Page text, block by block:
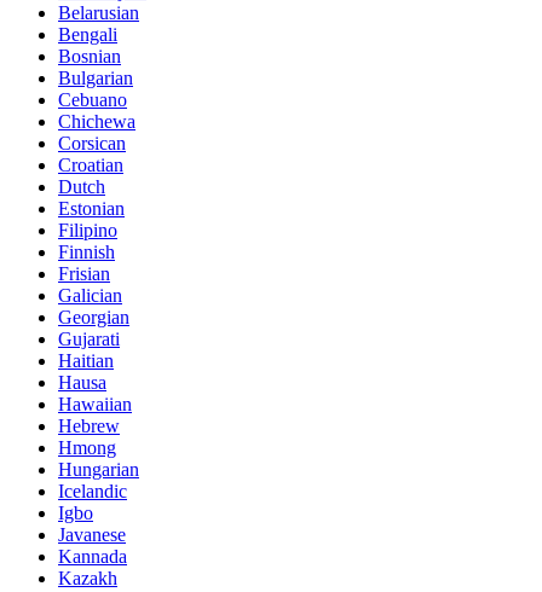
Belarusian
Bengali
Bosnian
Bulgarian
Cebuano
Chichewa
Corsican
Croatian
Dutch
Estonian
Filipino
Finnish
Frisian
Galician
Georgian
Gujarati
Haitian
Hausa
Hawaiian
Hebrew
Hmong
Hungarian
Icelandic
Igbo
Javanese
Kannada
Kazakh